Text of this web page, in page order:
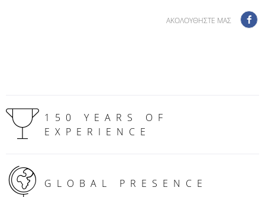
ΑΚΟΛΟΥΘΗΣΤΕ ΜΑΣ
150 YEARS OF
EXPERIENCE
GLOBAL PRESENCE